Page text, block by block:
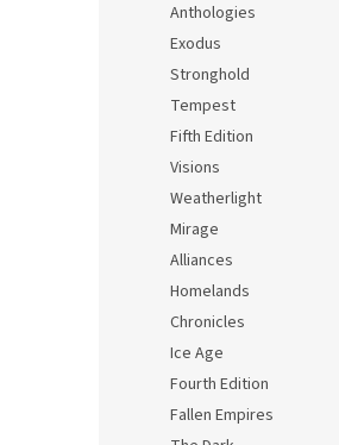
Anthologies
Exodus
Stronghold
Tempest
Fifth Edition
Visions
Weatherlight
Mirage
Alliances
Homelands
Chronicles
Ice Age
Fourth Edition
Fallen Empires